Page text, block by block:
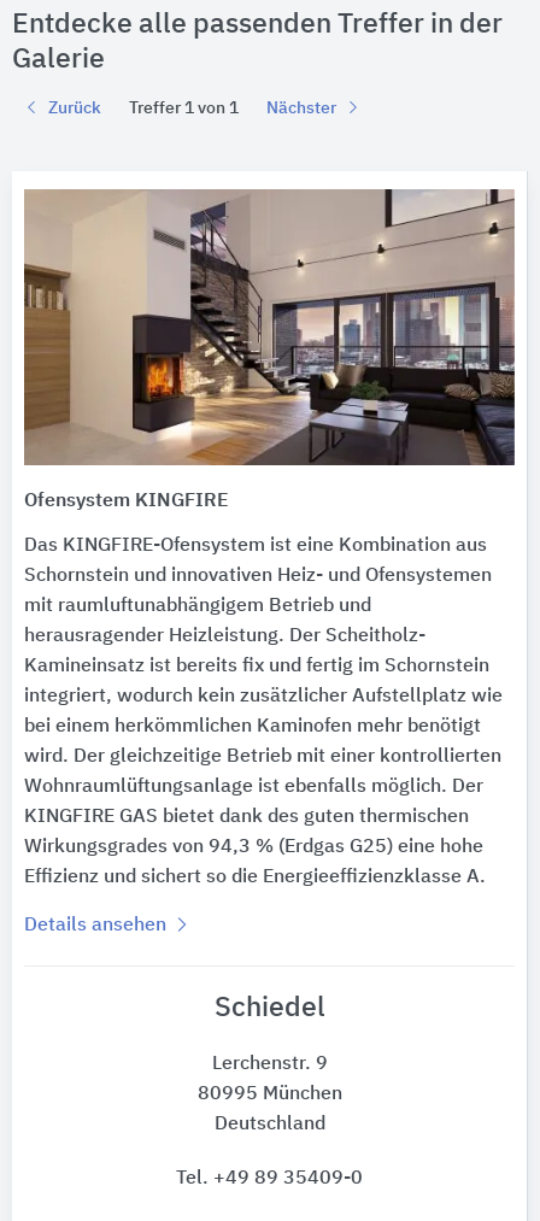
Entdecke alle passenden Treffer in der
Galerie
Zurück Treffer 1 von 1 Nächster
Ofensystem KINGFIRE
Das KINGFIRE-Ofensystem ist eine Kombination aus
Schornstein und innovativen Heiz- und Ofensystemen
mit raumluftunabhängigem Betrieb und
herausragender Heizleistung. Der Scheitholz-
Kamineinsatz ist bereits fix und fertig im Schornstein
integriert, wodurch kein zusätzlicher Aufstellplatz wie
bei einem herkömmlichen Kaminofen mehr benötigt
wird. Der gleichzeitige Betrieb mit einer kontrollierten
Wohnraumlüftungsanlage ist ebenfalls möglich. Der
KINGFIRE GAS bietet dank des guten thermischen
Wirkungsgrades von 94,3 % (Erdgas G25) eine hohe
Effizienz und sichert so die Energieeffizienzklasse A.
Details ansehen
Schiedel
Lerchenstr. 9
80995 München
Deutschland
Tel. +49 89 35409-0